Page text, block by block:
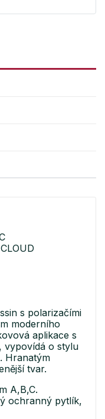
s polarizačími
moderního
aplikace s
vypovídá o stylu
Hranatým
tvar.
A,B,C.
ochranný pytlík,